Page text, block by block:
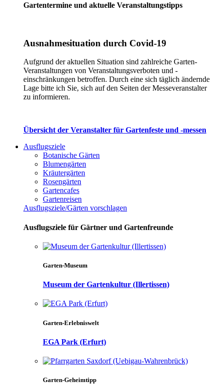
Gartentermine und aktuelle Veranstaltungstipps
Ausnahmesituation durch Covid-19
Aufgrund der aktuellen Situation sind zahlreiche Garten-
Veranstaltungen von Veranstaltungsverboten und -
einschränkungen betroffen. Durch eine sich täglich ändernde
Lage bitte ich Sie, sich auf den Seiten der Messeveranstalter
zu informieren.
Übersicht der Veranstalter für Gartenfeste und -messen
Ausflugsziele
Botanische Gärten
Blumengärten
Kräutergärten
Rosengärten
Gartencafes
Gartenreisen
Ausflugsziele/Gärten vorschlagen
Ausflugsziele für Gärtner und Gartenfreunde
Garten-Museum
Museum der Gartenkultur (Illertissen)
Garten-Erlebniswelt
EGA Park (Erfurt)
Garten-Geheimtipp